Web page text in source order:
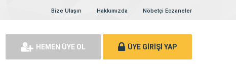
Bize Ulaşın Hakkımızda Nöbetçi Eczaneler
HEMEN ÜYE OL ÜYE GİRİŞİ YAP